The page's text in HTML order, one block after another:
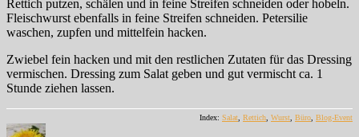
Rettich putzen, schälen und in feine Streifen schneiden oder hobeln.
Fleischwurst ebenfalls in feine Streifen schneiden. Petersilie
waschen, zupfen und mittelfein hacken.
Zwiebel fein hacken und mit den restlichen Zutaten für das Dressing
vermischen. Dressing zum Salat geben und gut vermischt ca. 1
Stunde ziehen lassen.
Index: Salat Rettich Wurst Büro Blog-Event
Autor